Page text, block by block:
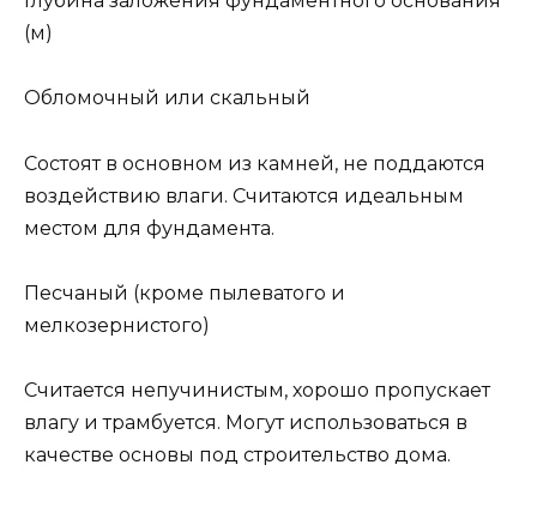
(м)
Обломочный или скальный
Состоят в основном из камней, не поддаются
воздействию влаги. Считаются идеальным
местом для фундамента.
Песчаный (кроме пылеватого и
мелкозернистого)
Считается непучинистым, хорошо пропускает
влагу и трамбуется. Могут использоваться в
качестве основы под строительство дома.